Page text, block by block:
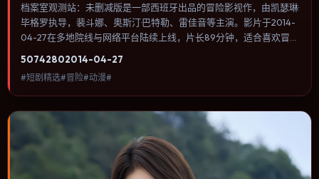
档案室观测站：未删减版是一部西班牙出品的冒险影视作，由凯瑟琳·
毕格罗执导，裴斗娜、奥斯汀·巴特勒、雷佳音等主演。影片于2014-
04-27在多地院线与网络平台陆续上线，片长89分钟，适合喜欢冒险
情节推进，节奏与视听语言统一，可作为休闲观影或类型片补片的选
择。
50742802014-04-27
#短剧精选#冒险#动漫#